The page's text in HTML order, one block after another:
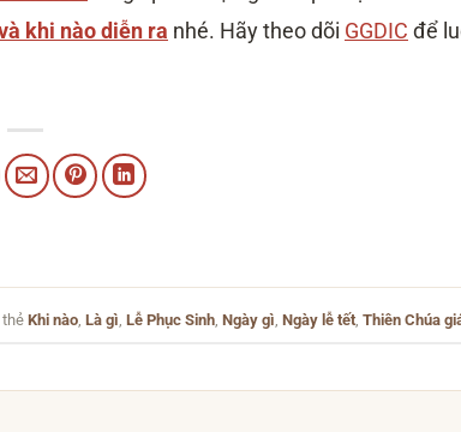
khi nào diễn ra nhé. Hãy theo dõi GGDIC để
thẻKhi nào ,Là gì ,Lễ Phục Sinh ,Ngày gì ,Ngày lễ tết ,Thiên Chúa